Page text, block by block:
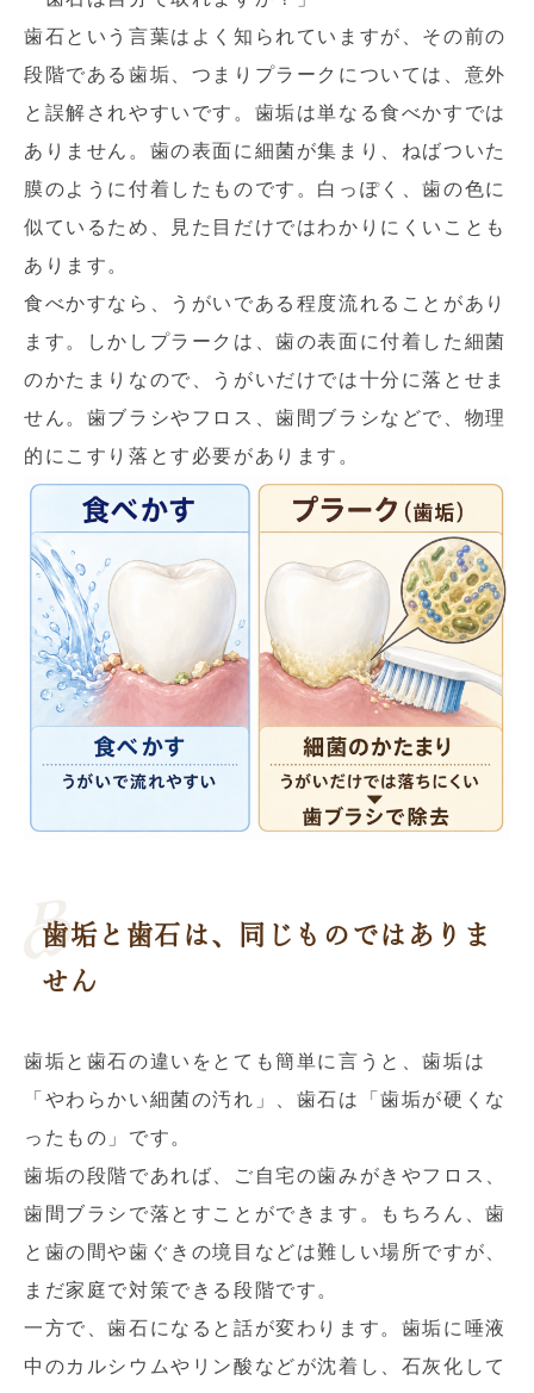
歯石という言葉はよく知られていますが、その前の
段階である歯垢、つまりプラークについては、意外
と誤解されやすいです。歯垢は単なる食べかすでは
ありません。歯の表面に細菌が集まり、ねばついた
膜のように付着したものです。白っぽく、歯の色に
似ているため、見た目だけではわかりにくいことも
あります。
食べかすなら、うがいである程度流れることがあり
ます。しかしプラークは、歯の表面に付着した細菌
のかたまりなので、うがいだけでは十分に落とせま
せん。歯ブラシやフロス、歯間ブラシなどで、物理
的にこすり落とす必要があります。
歯垢と歯石は、同じものではありま
せん
歯垢と歯石の違いをとても簡単に言うと、歯垢は
「やわらかい細菌の汚れ」、歯石は「歯垢が硬くな
ったもの」です。
歯垢の段階であれば、ご自宅の歯みがきやフロス、
歯間ブラシで落とすことができます。もちろん、歯
と歯の間や歯ぐきの境目などは難しい場所ですが、
まだ家庭で対策できる段階です。
一方で、歯石になると話が変わります。歯垢に唾液
中のカルシウムやリン酸などが沈着し、石灰化して